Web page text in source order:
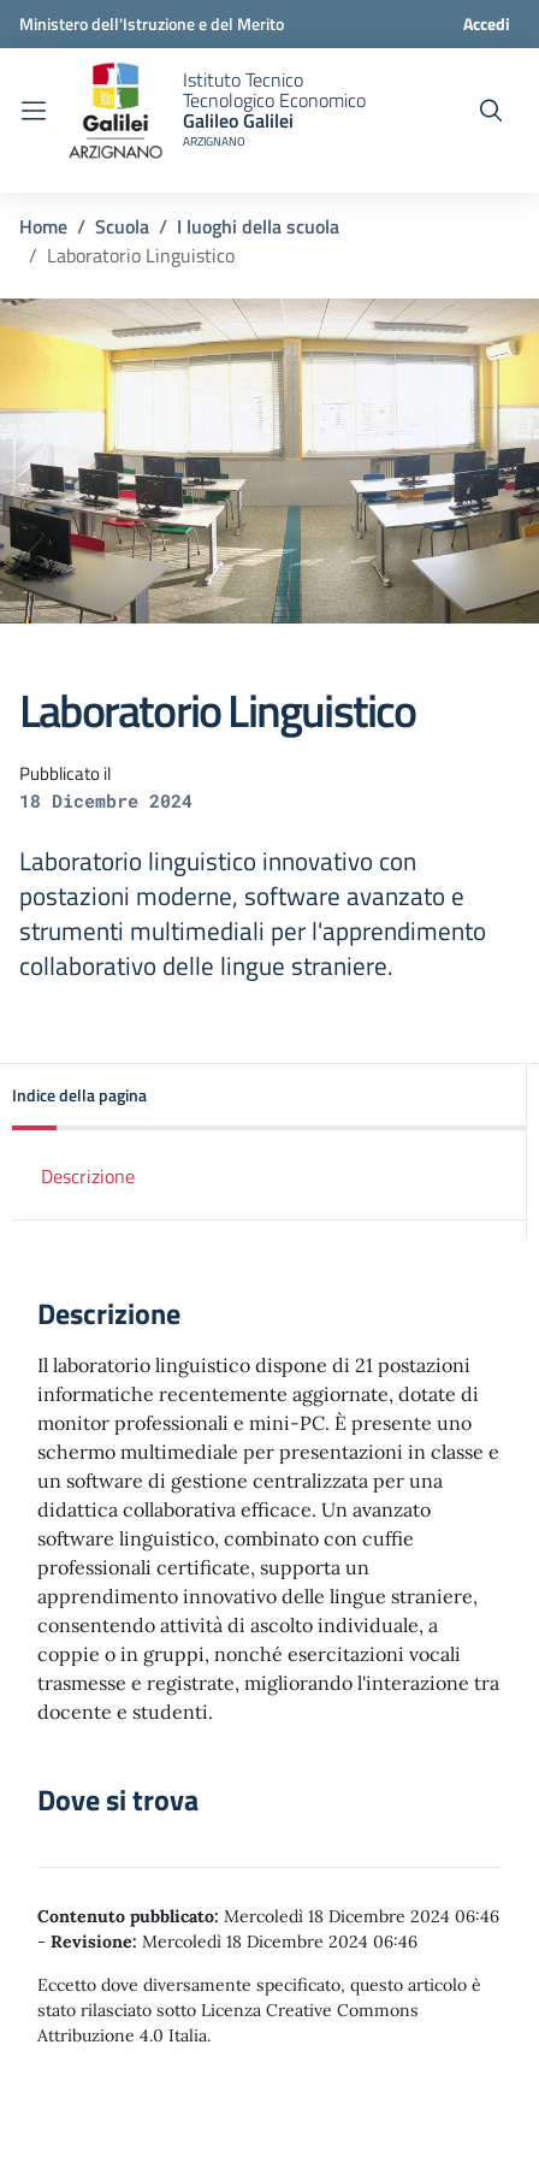
Ministero dell'Istruzione e del Merito Accedi
Istituto Tecnico
Tecnologico Economico
Galileo Galilei
ARZIGNANO
Home Scuola
I luoghi della scuola
Laboratorio Linguistico
Laboratorio Linguistico
Pubblicato il
18 Dicembre 2024
Laboratorio linguistico innovativo con
postazioni moderne, software avanzato e
strumenti multimediali per l'apprendimento
collaborativo delle lingue straniere.
Indice della pagina
Descrizione
Descrizione
Il laboratorio linguistico dispone di 21 postazioni
informatiche recentemente aggiornate, dotate di
monitor professionali e mini-PC. È presente uno
schermo multimediale per presentazioni in classe e
un software di gestione centralizzata per una
didattica collaborativa efficace. Un avanzato
software linguistico, combinato con cuffie
professionali certificate, supporta un
apprendimento innovativo delle lingue straniere,
consentendo attività di ascolto individuale, a
coppie o in gruppi, nonché esercitazioni vocali
trasmesse e registrate, migliorando l'interazione tra
docente e studenti.
Dove si trova
Contenuto pubblicato: Mercoledì 18 Dicembre 2024 06:46
- Revisione: Mercoledì 18 Dicembre 2024 06:46
Eccetto dove diversamente specificato, questo articolo è
stato rilasciato sotto Licenza Creative Commons
Attribuzione 4.0 Italia.